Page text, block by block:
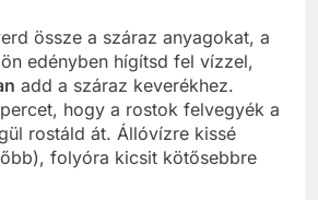
össze a száraz anyagokat, a
edényben hígítsd fel vízzel,
add a száraz keverékhez.
percet, hogy a rostok felvegyék a
rostáld át. Állóvízre kissé
folyóra kicsit kötősebbre